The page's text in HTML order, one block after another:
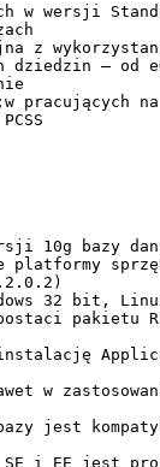
w wersji
z
– od
pracujących
10g bazy
platformy
32 bit,
pakietu
w
jest
SE i EE jest